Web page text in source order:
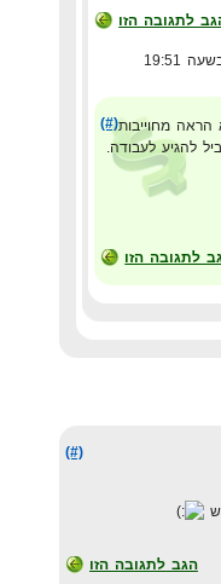
לתגובה הזו
(#)מחוייבות
להגיע לעבודה.
לתגובה הזו
(#)
הגב לתגובה הזו